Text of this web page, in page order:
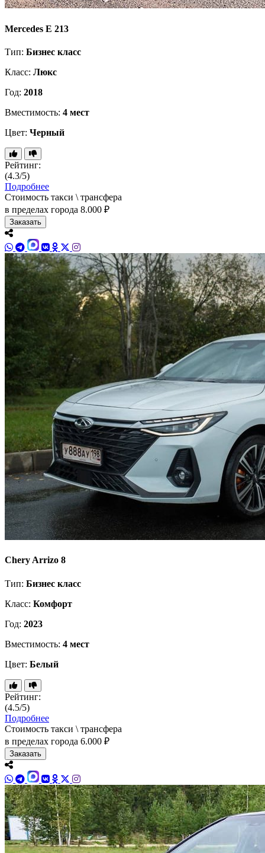
Mercedes E 213
Тип: Бизнес класс
Класс: Люкс
Год: 2018
Вместимость: 4 мест
Цвет: Черный
Рейтинг:
(4.3/5)
Подробнее
Стоимость такси \ трансфера
в пределах города 8.000 ₽
Заказать
Chery Arrizo 8
Тип: Бизнес класс
Класс: Комфорт
Год: 2023
Вместимость: 4 мест
Цвет: Белый
Рейтинг:
(4.5/5)
Подробнее
Стоимость такси \ трансфера
в пределах города 6.000 ₽
Заказать